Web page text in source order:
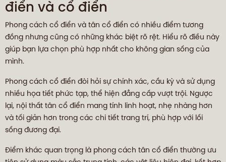
điển và cổ điển
Phong cách cổ điển và tân cổ điển có nhiều điểm tương
đồng nhưng cũng có những khác biệt rõ rệt. Hiểu rõ điều này
giúp bạn lựa chọn phù hợp nhất cho không gian sống của
mình.
Phong cách cổ điển đòi hỏi sự chính xác, cầu kỳ và sử dụng
nhiều họa tiết phức tạp, thể hiện đẳng cấp vượt trội. Ngược
lại, nội thất tân cổ điển mang tính linh hoạt, nhẹ nhàng hơn
và tối giản hơn trong các chi tiết trang trí, phù hợp với lối
sống đương đại.
Điểm khác quan trọng là phong cách tân cổ điển thường ưu